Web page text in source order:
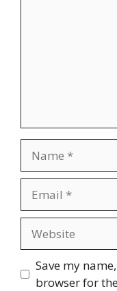
Save my
browser for